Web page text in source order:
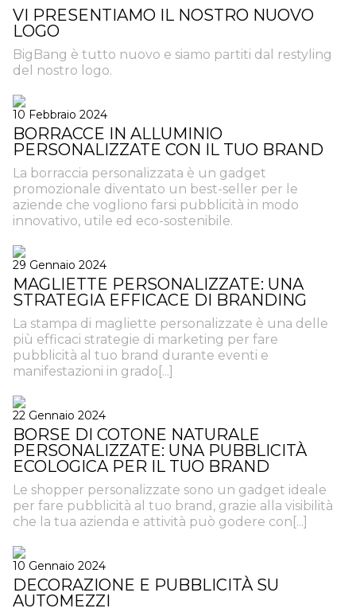
VI PRESENTIAMO IL NOSTRO NUOVO
LOGO
BigBang è tutto nuovo e siamo partiti dal restyling
del nostro logo.
10 Febbraio 2024
BORRACCE IN ALLUMINIO
PERSONALIZZATE CON IL TUO BRAND
La borraccia personalizzata è un gadget
promozionale diventato un best-seller per le
aziende che vogliono farsi pubblicità in modo
innovativo, utile ed eco-sostenibile.
29 Gennaio 2024
MAGLIETTE PERSONALIZZATE: UNA
STRATEGIA EFFICACE DI BRANDING
La stampa di magliette personalizzate è una delle
più efficaci strategie di marketing per fare
pubblicità al tuo brand durante eventi e
manifestazioni in grado[...]
22 Gennaio 2024
BORSE DI COTONE NATURALE
PERSONALIZZATE: UNA PUBBLICITÀ
ECOLOGICA PER IL TUO BRAND
Le shopper personalizzate sono un gadget ideale
per fare pubblicità al tuo brand, grazie alla visibilità
che la tua azienda e attività può godere con[...]
10 Gennaio 2024
DECORAZIONE E PUBBLICITÀ SU
AUTOMEZZI